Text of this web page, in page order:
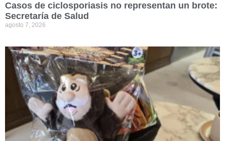
Casos de ciclosporiasis no representan un brote:
Secretaría de Salud
agosto 7, 2026